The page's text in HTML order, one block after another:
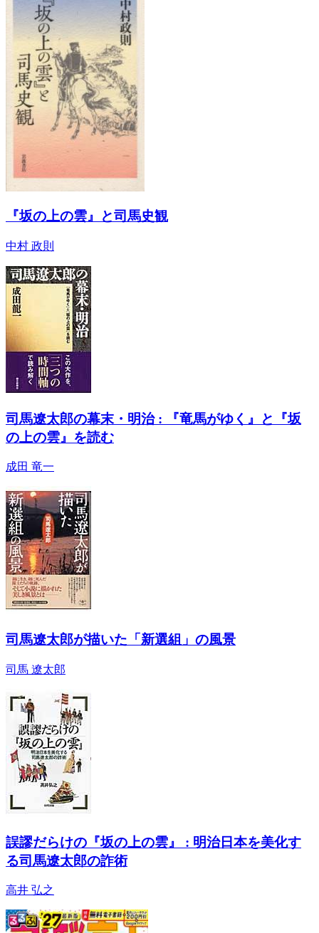
『坂の上の雲』と司馬史観
中村 政則
司馬遼太郎の幕末・明治 : 『竜馬がゆく』と『坂
の上の雲』を読む
成田 竜一
司馬遼太郎が描いた「新選組」の風景
司馬 遼太郎
誤謬だらけの『坂の上の雲』 : 明治日本を美化す
る司馬遼太郎の詐術
高井 弘之